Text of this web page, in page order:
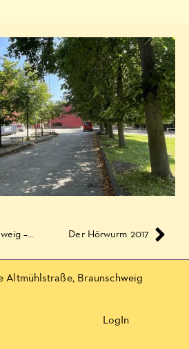
Ferien in Braunschweig – Sommer 2017 Der Hörwurm 2017
Altmühlstraße, Braunschweig
LogIn